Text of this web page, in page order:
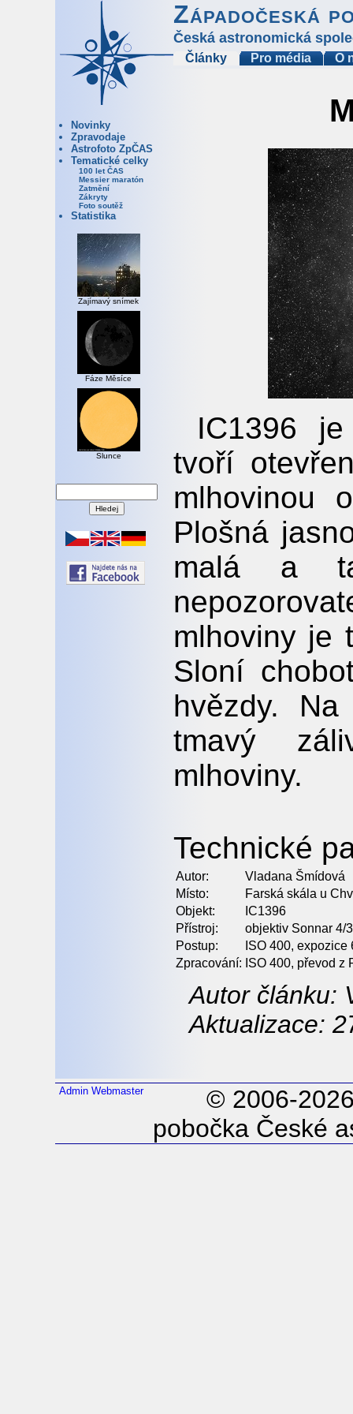
Západočeská
Česká astronomická
Články Pro média O
Novinky
Zpravodaje
Astrofoto ZpČAS
Tematické celky
100 let ČAS
Messier maratón
Zatmění
Zákryty
Foto soutěž
Statistika
Zajímavý snímek
Fáze Měsíce
Slunce
IC1396
tvoří
mlhovinou
Plošná
malá a
mlhoviny je
Sloní
hvězdy.
tmavý
mlhoviny.
Technické
Autor:
Vladana Šmídová
Místo:
Farská skála u
Objekt:
IC1396
Přístroj:
objektiv Sonnar 4/
Postup:
ISO 400,
Zpracování: ISO 400, převod z
Autor článku:
Aktualizace:
Admin Webmaster
© 2006-
pobočka České